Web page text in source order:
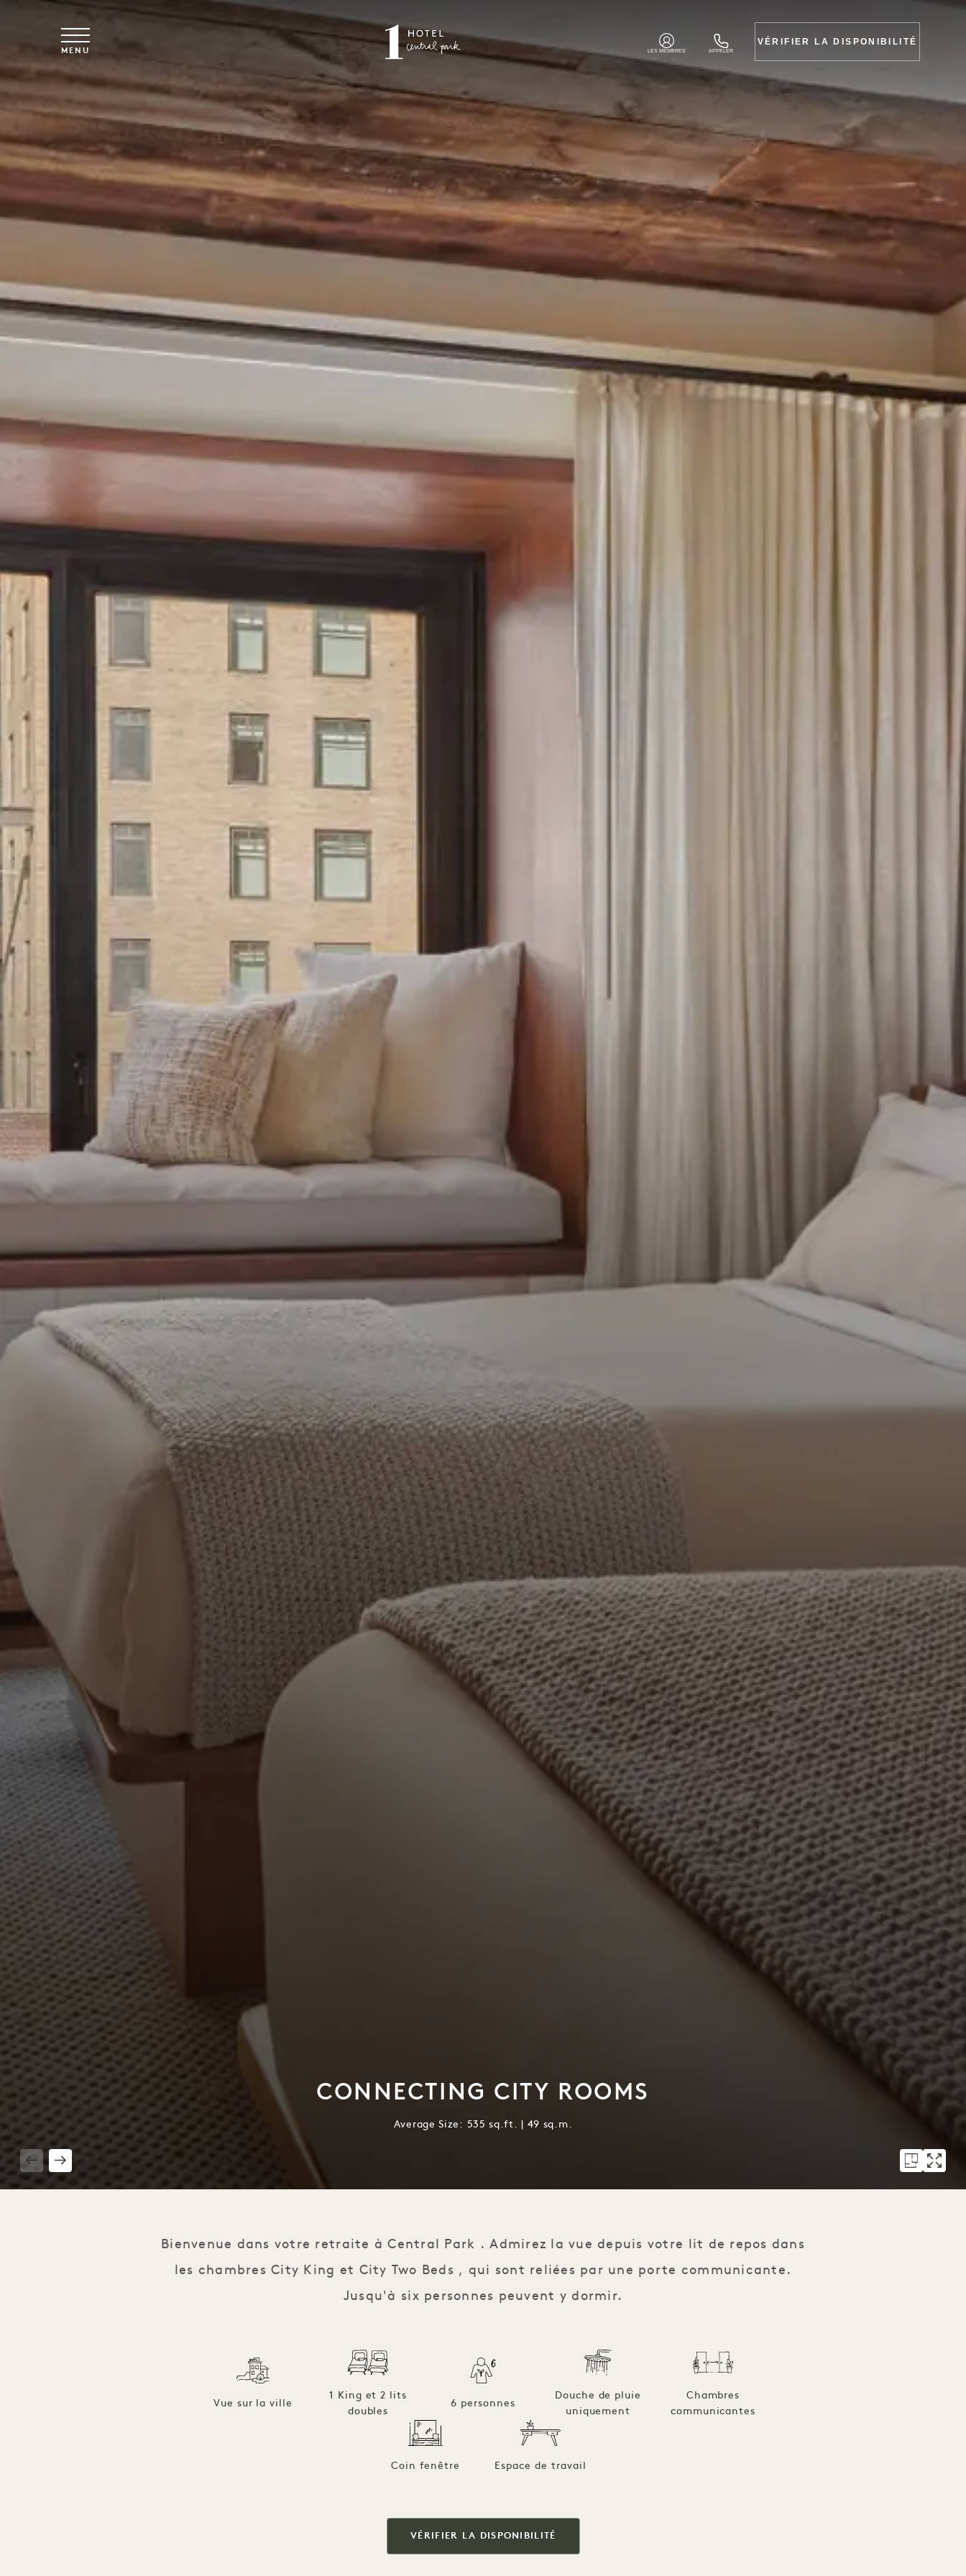
Skip to main content
MENU LES MEMBRES APPELER
VÉRIFIER LA DISPONIBILITÉ
CONNECTING CITY ROOMS
Average Size: 535 sq.ft. | 49 sq.m.
Bienvenue dans votre retraite à Central Park . Admirez la vue depuis votre lit de repos dans
les chambres City King et City Two Beds , qui sont reliées par une porte communicante.
Jusqu'à six personnes peuvent y dormir.
Vue sur la ville
1 King et 2 lits
doubles
6 personnes
Douche de pluie
uniquement
Chambres
communicantes
Coin fenêtre Espace de travail
VÉRIFIER LA DISPONIBILITÉ